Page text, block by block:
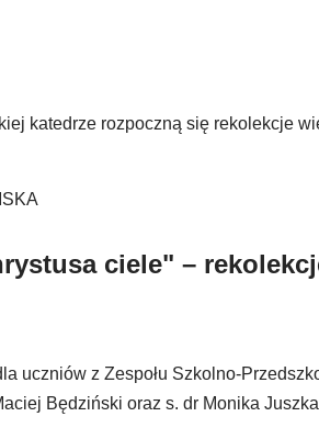
katedrze rozpoczną się rekolekcje
ciele" –
uczniów z Zespołu Szkolno-
Będziński oraz s. dr Monika